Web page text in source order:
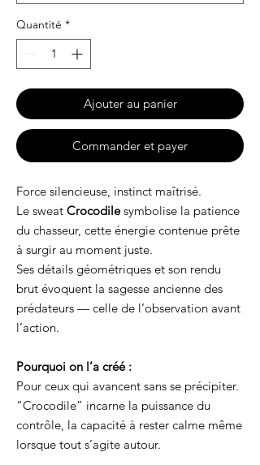
Quantité *
Ajouter au panier
Commander et payer
Force silencieuse, instinct maîtrisé.
Le sweat Crocodilesymbolise la patience
du chasseur, cette énergie contenue prête
à surgir au moment juste.
Ses détails géométriques et son rendu
brut évoquent la sagesse ancienne des
prédateurs — celle de l’observation avant
l’action.
Pourquoi on l’a créé :
Pour ceux qui avancent sans se précipiter.
“Crocodile” incarne la puissance du
contrôle, la capacité à rester calme même
lorsque tout s’agite autour.